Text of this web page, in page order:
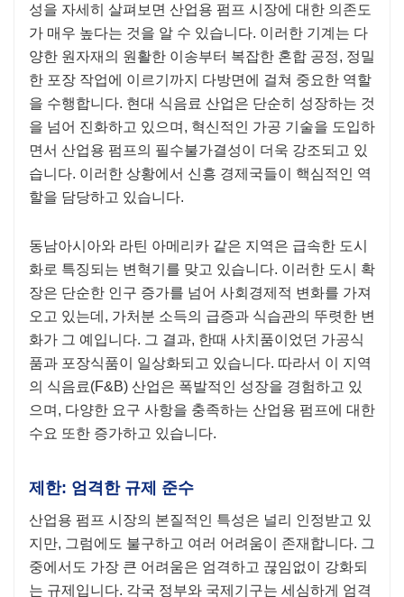
성을 자세히 살펴보면 산업용 펌프 시장에 대한 의존도
가 매우 높다는 것을 알 수 있습니다. 이러한 기계는 다
양한 원자재의 원활한 이송부터 복잡한 혼합 공정, 정밀
한 포장 작업에 이르기까지 다방면에 걸쳐 중요한 역할
을 수행합니다. 현대 식음료 산업은 단순히 성장하는 것
을 넘어 진화하고 있으며, 혁신적인 가공 기술을 도입하
면서 산업용 펌프의 필수불가결성이 더욱 강조되고 있
습니다. 이러한 상황에서 신흥 경제국들이 핵심적인 역
할을 담당하고 있습니다.
동남아시아와 라틴 아메리카 같은 지역은 급속한 도시
화로 특징되는 변혁기를 맞고 있습니다. 이러한 도시 확
장은 단순한 인구 증가를 넘어 사회경제적 변화를 가져
오고 있는데, 가처분 소득의 급증과 식습관의 뚜렷한 변
화가 그 예입니다. 그 결과, 한때 사치품이었던 가공식
품과 포장식품이 일상화되고 있습니다. 따라서 이 지역
의 식음료(F&B) 산업은 폭발적인 성장을 경험하고 있
으며, 다양한 요구 사항을 충족하는 산업용 펌프에 대한
수요 또한 증가하고 있습니다.
제한: 엄격한 규제 준수
산업용 펌프 시장의 본질적인 특성은 널리 인정받고 있
지만, 그럼에도 불구하고 여러 어려움이 존재합니다. 그
중에서도 가장 큰 어려움은 엄격하고 끊임없이 강화되
는 규제입니다. 각국 정부와 국제기구는 세심하게 엄격